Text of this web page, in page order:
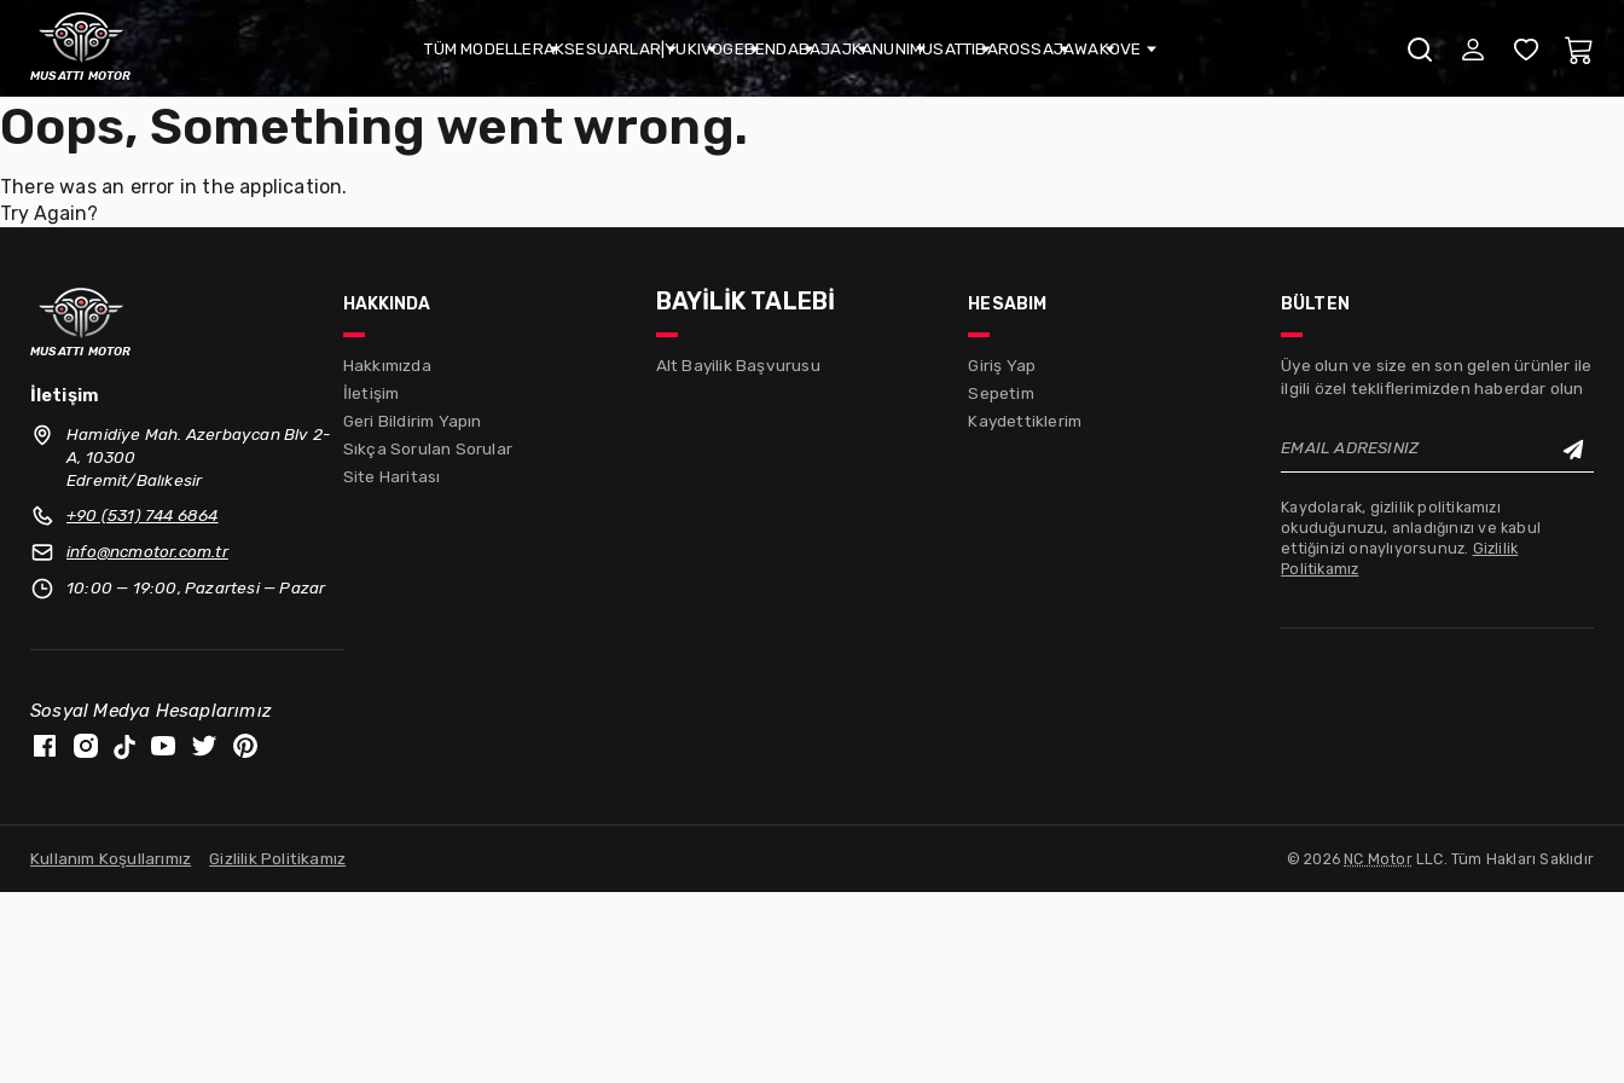
musatti motor
TÜM MODELLERAKSESUARLAR|YUKIVOGEBENDABAJAJKANUNIMUSATTIBAROSSAJAWAKOVE
Oops, Something went wrong.
There was an error in the application.
Try Again?
musatti motor
İletişim
Hamidiye Mah. Azerbaycan Blv 2-
A, 10300
Edremit/Balıkesir
+90 (531) 744 6864
info@ncmotor.com.tr
10:00 — 19:00, Pazartesi — Pazar
Sosyal Medya Hesaplarımız
hakkında
Hakkımızda
İletişim
Geri Bildirim Yapın
Sıkça Sorulan Sorular
Site Haritası
BAYİLİK TALEBİ
Alt Bayilik Başvurusu
hesabım
Giriş Yap
Sepetim
Kaydettiklerim
bülten
Üye olun ve size en son gelen ürünler ile
ilgili özel tekliflerimizden haberdar olun
EMAIL ADRESINIZ
Kaydolarak, gizlilik politikamızı
okuduğunuzu, anladığınızı ve kabul
ettiğinizi onaylıyorsunuz. Gizlilik
Politikamız
Kullanım Koşullarımız Gizlilik Politikamız ©2026 NC MotorLLC. Tüm Hakları Saklıdır